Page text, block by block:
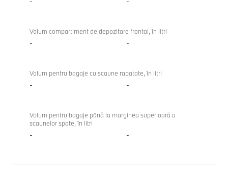
Volum compartiment de depozitare frontal, în litri
- -
Volum pentru bagaje cu scaune rabatate, în litri
- -
Volum pentru bagaje până la marginea superioară a
scaunelor spate, în litri
- -